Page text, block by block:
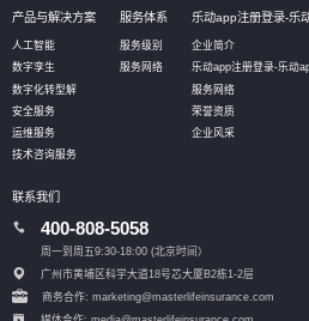
产品与解决方案
人工智能
数字孪生
数字化转型解
安全服务
运维服务
技术咨询服务
服务体系
服务级别
服务网络
乐动app注册登录-乐
企业简介
乐动app注册登录-乐动
服务网络
荣誉资质
企业风采
联系我们
400-808-5058
周一到周五9:30-18:00 (北京时间）
广州市黄埔区科学大道18号芯大厦B2栋1-2层
商务合作: marketing@masterlifeinsurance.com